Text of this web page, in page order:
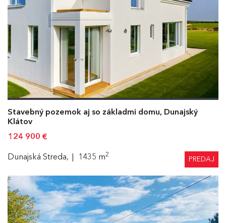
Stavebný pozemok aj so základmi domu, Dunajský
Klátov
124 900 €
Dunajská Streda, 1435 m2
PREDAJ